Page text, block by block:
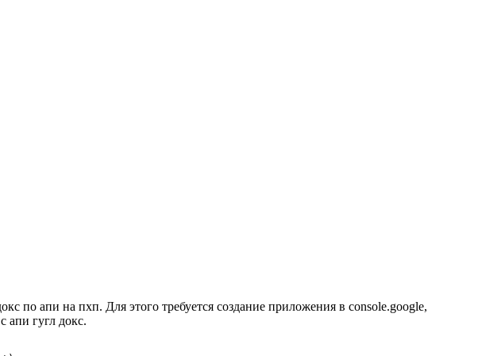
по апи на пхп. Для этого требуется создание приложения в console.google,
апи гугл докс.